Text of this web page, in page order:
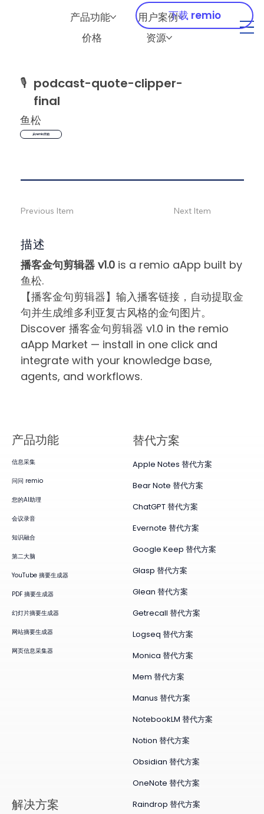
产品功能
用户案例
价格
资源
下载 remio
🎙️ podcast-quote-clipper-
final
鱼松
从remio开始
描述
播客金句剪辑器 v1.0 is a remio aApp built by
鱼松.
【播客金句剪辑器】输入播客链接，自动提取金
句并生成维多利亚复古风格的金句图片。
Discover 播客金句剪辑器 v1.0 in the remio
aApp Market — install in one click and
integrate with your knowledge base,
agents, and workflows.
Previous Item Next Item
产品​功能
信息采集
问问 remio
您的AI助理
会议录音
知识融合
第二大脑
YouTube 摘要生成器
PDF 摘要生成器
幻灯片摘要生成器
网站摘要生成器
网页信息采集器
替代方案
Apple Notes 替代方案
Bear Note 替代方案
ChatGPT 替代方案
Evernote 替代方案
Google Keep 替代方案
Glasp 替代方案
Glean 替代方案
Getrecall 替代方案
Logseq 替代方案
Monica 替代方案
Mem 替代方案
Manus 替代方案
NotebookLM 替代方案
Notion 替代方案
Obsidian 替代方案
OneNote 替代方案
Raindrop 替代方案
​解决方案